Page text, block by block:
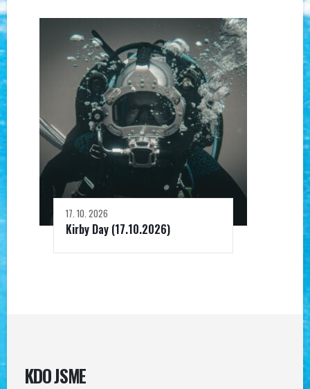
17. 10. 2026
Kirby Day (17.10.2026)
KDO JSME